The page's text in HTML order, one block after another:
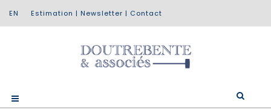
Estimation | Newsletter | Contact